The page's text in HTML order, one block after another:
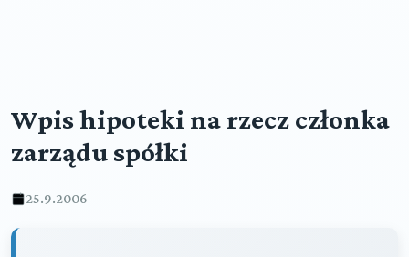
Wpis hipoteki na rzecz członka
zarządu spółki
25.9.2006